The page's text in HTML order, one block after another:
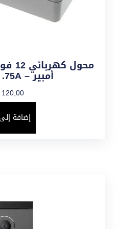
أمبير – HOAC12V .75A
120,00
إضافة